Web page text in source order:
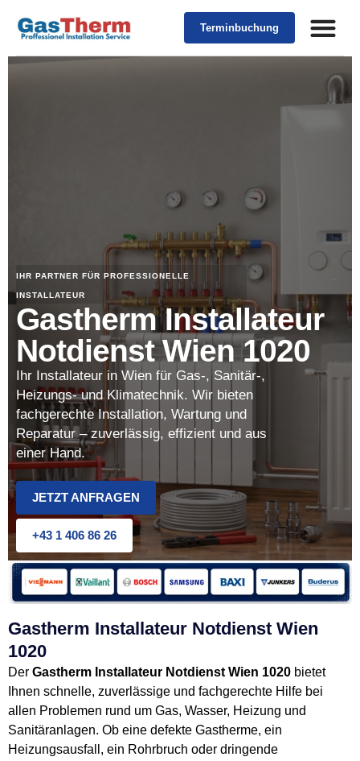
Terminbuchung
IHR PARTNER FÜR PROFESSIONELLE
INSTALLATEUR
Gastherm Installateur
Notdienst Wien 1020
Ihr Installateur in Wien für Gas-, Sanitär-,
Heizungs- und Klimatechnik. Wir bieten
fachgerechte Installation, Wartung und
Reparatur – zuverlässig, effizient und aus
einer Hand.
JETZT ANFRAGEN
+43 1 406 86 26
Gastherm Installateur Notdienst Wien
1020
Der Gastherm Installateur Notdienst Wien 1020 bietet
Ihnen schnelle, zuverlässige und fachgerechte Hilfe bei
allen Problemen rund um Gas, Wasser, Heizung und
Sanitäranlagen. Ob eine defekte Gastherme, ein
Heizungsausfall, ein Rohrbruch oder dringende